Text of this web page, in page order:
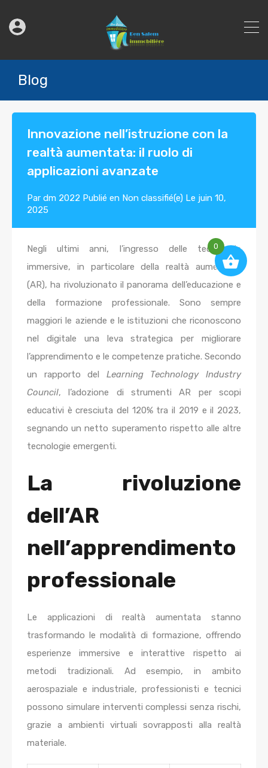
Blog
Innovazione nell’istruzione con la
realtà aumentata: il ruolo di
applicazioni avanzate
Par dm 2022 Publié en Non classifié(e) Le juin 10,
2025
Negli ultimi anni, l’ingresso delle tecnologie
immersive, in particolare della realtà aumentata
(AR), ha rivoluzionato il panorama dell’educazione e
della formazione professionale. Sono sempre
maggiori le aziende e le istituzioni che riconoscono
nel digitale una leva strategica per migliorare
l’apprendimento e le competenze pratiche. Secondo
un rapporto del Learning Technology Industry
Council, l’adozione di strumenti AR per scopi
educativi è cresciuta del 120% tra il 2019 e il 2023,
segnando un netto superamento rispetto alle altre
tecnologie emergenti.
La rivoluzione
dell’AR
nell’apprendimento
professionale
Le applicazioni di realtà aumentata stanno
trasformando le modalità di formazione, offrendo
esperienze immersive e interattive rispetto ai
metodi tradizionali. Ad esempio, in ambito
aerospaziale e industriale, professionisti e tecnici
possono simulare interventi complessi senza rischi,
grazie a ambienti virtuali sovrapposti alla realtà
materiale.
0